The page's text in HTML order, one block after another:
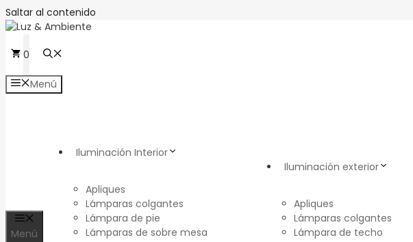
Saltar al contenido
0
Menú
Menú
Iluminación Interior
Apliques
Lámparas colgantes
Lámpara de pie
Lámparas de sobre mesa
Iluminación exterior
Apliques
Lámparas colgantes
Lámpara de techo